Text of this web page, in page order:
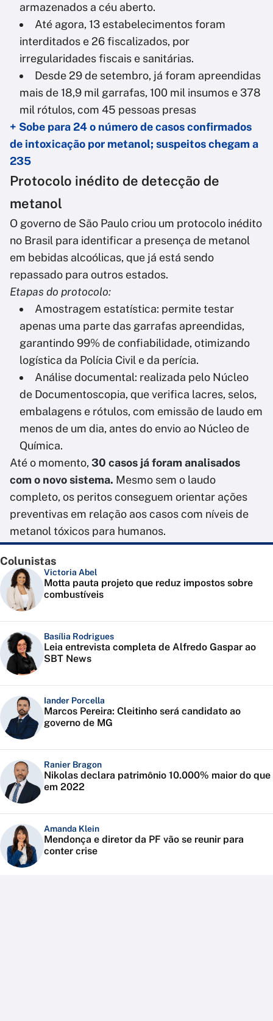
armazenados a céu aberto.
Até agora, 13 estabelecimentos foram
interditados e 26 fiscalizados, por
irregularidades fiscais e sanitárias.
Desde 29 de setembro, já foram apreendidas
mais de 18,9 mil garrafas, 100 mil insumos e 378
mil rótulos, com 45 pessoas presas
+ Sobe para 24 o número de casos confirmados
de intoxicação por metanol; suspeitos chegam a
235
Protocolo inédito de detecção de
metanol
O governo de São Paulo criou um protocolo inédito
no Brasil para identificar a presença de metanol
em bebidas alcoólicas, que já está sendo
repassado para outros estados.
Etapas do protocolo:
Amostragem estatística: permite testar
apenas uma parte das garrafas apreendidas,
garantindo 99% de confiabilidade, otimizando
logística da Polícia Civil e da perícia.
Análise documental: realizada pelo Núcleo
de Documentoscopia, que verifica lacres, selos,
embalagens e rótulos, com emissão de laudo em
menos de um dia, antes do envio ao Núcleo de
Química.
Até o momento, 30 casos já foram analisados
com o novo sistema. Mesmo sem o laudo
completo, os peritos conseguem orientar ações
preventivas em relação aos casos com níveis de
metanol tóxicos para humanos.
Colunistas
Victoria Abel
Motta pauta projeto que reduz impostos sobre
combustíveis
Basília Rodrigues
Leia entrevista completa de Alfredo Gaspar ao
SBT News
Iander Porcella
Marcos Pereira: Cleitinho será candidato ao
governo de MG
Ranier Bragon
Nikolas declara patrimônio 10.000% maior do que
em 2022
Amanda Klein
Mendonça e diretor da PF vão se reunir para
conter crise